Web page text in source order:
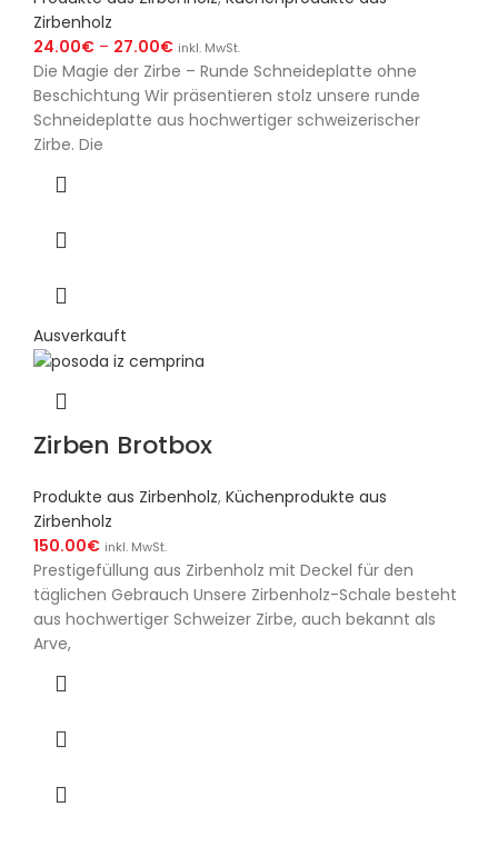
Zirbenholz
24.00€ – 27.00€ inkl. MwSt.
Die Magie der Zirbe – Runde Schneideplatte ohne
Beschichtung Wir präsentieren stolz unsere runde
Schneideplatte aus hochwertiger schweizerischer
Zirbe. Die
Ausverkauft
Zirben Brotbox
Produkte aus Zirbenholz, Küchenprodukte aus
Zirbenholz
150.00€ inkl. MwSt.
Prestigefüllung aus Zirbenholz mit Deckel für den
täglichen Gebrauch Unsere Zirbenholz-Schale besteht
aus hochwertiger Schweizer Zirbe, auch bekannt als
Arve,